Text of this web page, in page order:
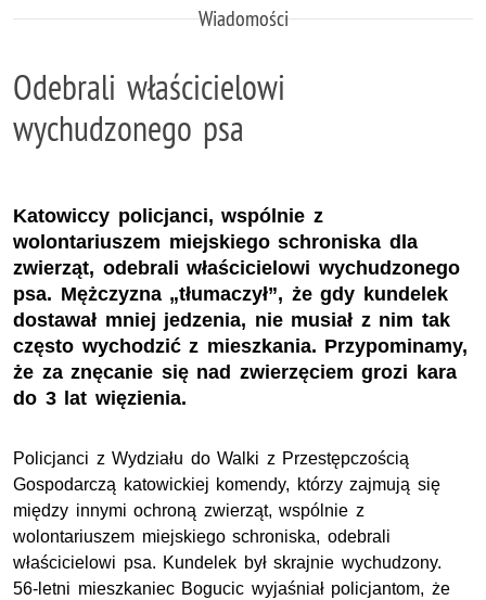
Wiadomości
Odebrali właścicielowi
wychudzonego psa
Katowiccy policjanci, wspólnie z
wolontariuszem miejskiego schroniska dla
zwierząt, odebrali właścicielowi wychudzonego
psa. Mężczyzna „tłumaczył”, że gdy kundelek
dostawał mniej jedzenia, nie musiał z nim tak
często wychodzić z mieszkania. Przypominamy,
że za znęcanie się nad zwierzęciem grozi kara
do 3 lat więzienia.
Policjanci z Wydziału do Walki z Przestępczością
Gospodarczą katowickiej komendy, którzy zajmują się
między innymi ochroną zwierząt, wspólnie z
wolontariuszem miejskiego schroniska, odebrali
właścicielowi psa. Kundelek był skrajnie wychudzony.
56-letni mieszkaniec Bogucic wyjaśniał policjantom, że